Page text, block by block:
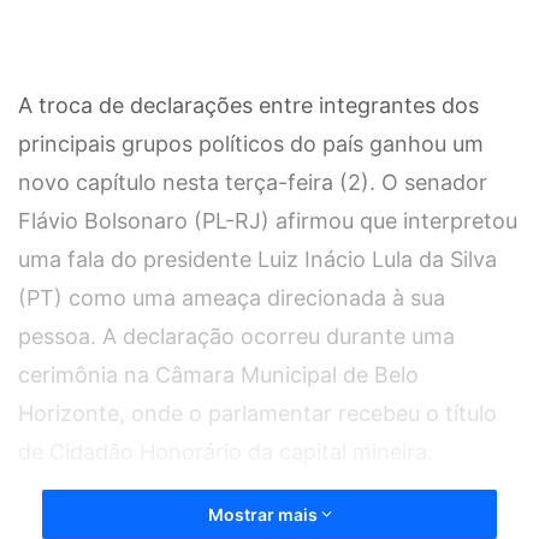
A troca de declarações entre integrantes dos
principais grupos políticos do país ganhou um
novo capítulo nesta terça-feira (2). O senador
Flávio Bolsonaro (PL-RJ) afirmou que interpretou
uma fala do presidente Luiz Inácio Lula da Silva
(PT) como uma ameaça direcionada à sua
pessoa. A declaração ocorreu durante uma
cerimônia na Câmara Municipal de Belo
Horizonte, onde o parlamentar recebeu o título
Mostrar mais